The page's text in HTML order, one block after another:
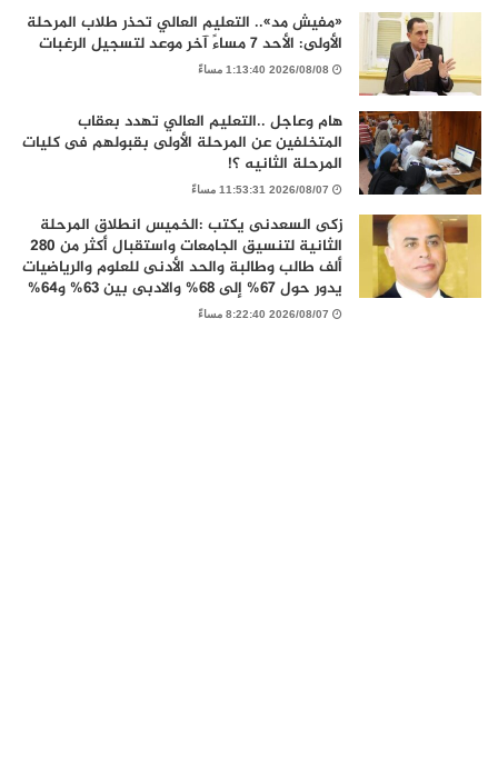
«مفيش مد».. التعليم العالي تحذر طلاب المرحلة
الأولى: الأحد 7 مساءً آخر موعد لتسجيل الرغبات
2026/08/08 1:13:40 مساءً
هام وعاجل ..التعليم العالي تهدد بعقاب
المتخلفين عن المرحلة الأولى بقبولهم فى كليات
المرحلة الثانيه ؟!
2026/08/07 11:53:31 مساءً
زكى السعدنى يكتب :الخميس انطلاق المرحلة
الثانية لتنسيق الجامعات واستقبال أكثر من 280
ألف طالب وطالبة والحد الأدنى للعلوم والرياضيات
يدور حول 67% إلى 68% والادبى بين 63% و64%
2026/08/07 8:22:40 مساءً